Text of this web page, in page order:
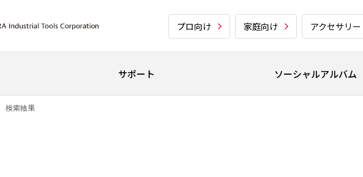
プロ向け 家庭向け アクセサリー
サポート ソーシャルアルバム
検索結果